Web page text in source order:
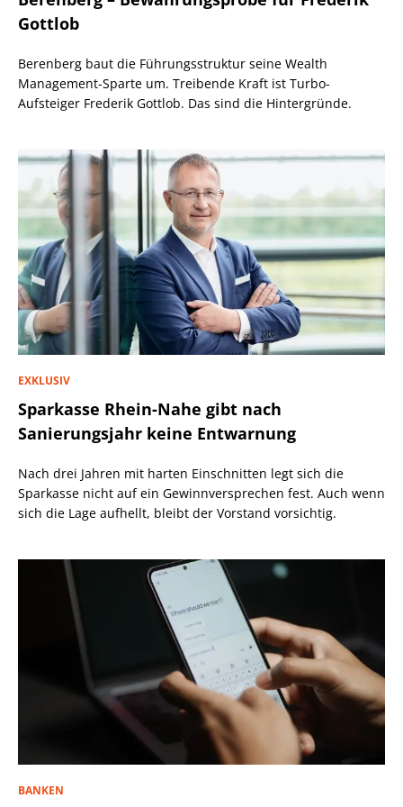
Gottlob
Berenberg baut die Führungsstruktur seine Wealth
Management-Sparte um. Treibende Kraft ist Turbo-
Aufsteiger Frederik Gottlob. Das sind die Hintergründe.
EXKLUSIV
Sparkasse Rhein-Nahe gibt nach
Sanierungsjahr keine Entwarnung
Nach drei Jahren mit harten Einschnitten legt sich die
Sparkasse nicht auf ein Gewinnversprechen fest. Auch wenn
sich die Lage aufhellt, bleibt der Vorstand vorsichtig.
BANKEN